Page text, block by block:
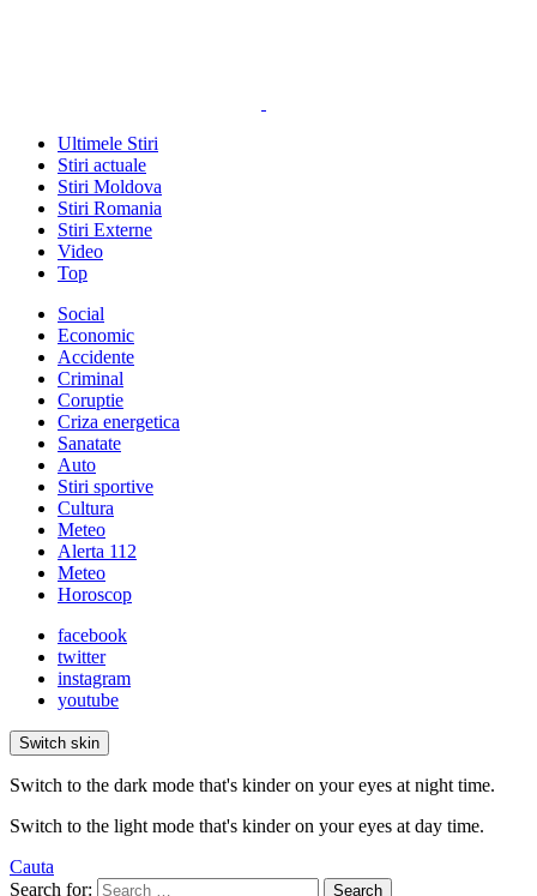
Ultimele Stiri
Stiri actuale
Stiri Moldova
Stiri Romania
Stiri Externe
Video
Top
Social
Economic
Accidente
Criminal
Coruptie
Criza energetica
Sanatate
Auto
Stiri sportive
Cultura
Meteo
Alerta 112
Meteo
Horoscop
facebook
twitter
instagram
youtube
Switch skin
Switch to the dark mode that's kinder on your eyes at night time.
Switch to the light mode that's kinder on your eyes at day time.
Cauta
Search for:
Search